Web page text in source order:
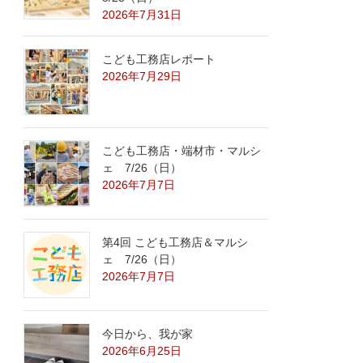
2026年7月31日
こども工務店レポート
2026年7月29日
こども工務店・端材市・マルシ
ェ 7/26（日）
2026年7月7日
第4回 こども工務店＆マルシ
ェ 7/26（日）
2026年7月7日
今日から、我が家
2026年6月25日